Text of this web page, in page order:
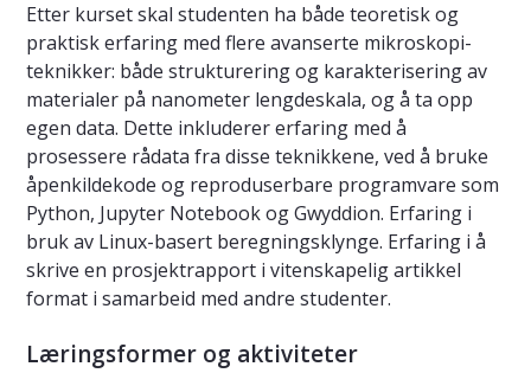
Etter kurset skal studenten ha både teoretisk og
praktisk erfaring med flere avanserte mikroskopi-
teknikker: både strukturering og karakterisering av
materialer på nanometer lengdeskala, og å ta opp
egen data. Dette inkluderer erfaring med å
prosessere rådata fra disse teknikkene, ved å bruke
åpenkildekode og reproduserbare programvare som
Python, Jupyter Notebook og Gwyddion. Erfaring i
bruk av Linux-basert beregningsklynge. Erfaring i å
skrive en prosjektrapport i vitenskapelig artikkel
format i samarbeid med andre studenter.
Læringsformer og aktiviteter